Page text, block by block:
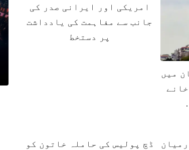
میں
امریکی اور ایرانی صدر کی
جانب سے مفاہمت کی یادداشت
پر دستخط
ڈچ پولیس کی حاملہ خاتون کو